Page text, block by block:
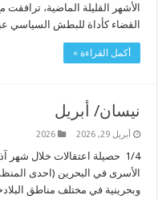
الأشهر القليلة الماضية،
القضاء كأداة للبطش السياسي
أكمل القراءة »
نيسان/ أبريل
أبريل 29, 2026 2026
1/4 حصيلة اعتقالات خلال